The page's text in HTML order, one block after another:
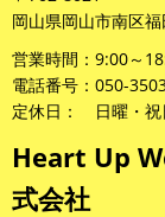
岡山県岡山市南区
営業時間：9:00～
電話番号：050-
定休日： 日曜・祝
Heart Up
式会社